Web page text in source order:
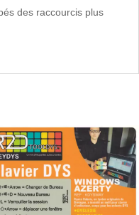
des raccourcis plus